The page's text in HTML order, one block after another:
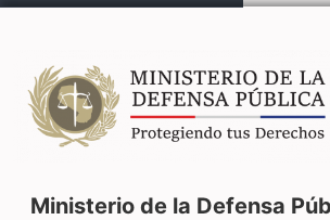
Ministerio de la Defensa